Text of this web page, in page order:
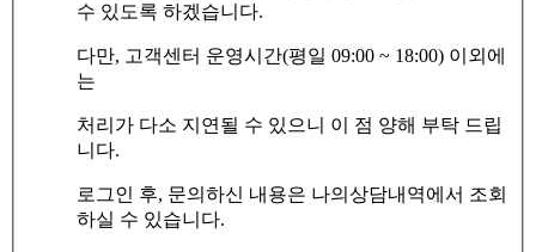
수 있도록 하겠습니다.
다만, 고객센터 운영시간(평일 09:00 ~ 18:00) 이외에
는
처리가 다소 지연될 수 있으니 이 점 양해 부탁 드립
니다.
로그인 후, 문의하신 내용은 나의상담내역에서 조회
하실 수 있습니다.